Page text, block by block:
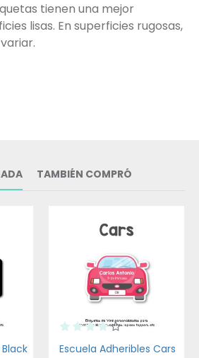
tienen una mejor
lisas. En superficies rugosas,
TAMBIÉN COMPRÓ
Escuela Adheribles Cars